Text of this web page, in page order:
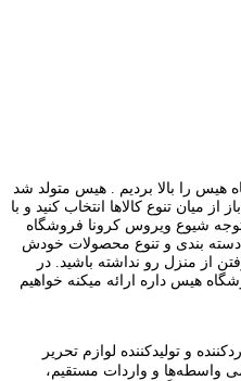
کرکره فروشگاه هیس را بالا بردیم . هیس متولد شد
میان تنوع کالاها انتخاب کنید و با
شیوع ویروس کرونا فروشگاه
بندی و تنوع محصولات خودش
از منزل رو نداشته باشید. در
هیس داره ارائه میکنه خواهیم
و تولید‌کننده لوازم تحریر
واسطه‌ها و واردات مستقیم،